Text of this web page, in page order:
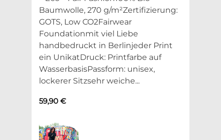
Baumwolle, 270 g/m²Zertifizierung:
GOTS, Low CO2Fairwear
Foundationmit viel Liebe
handbedruckt in Berlinjeder Print
ein UnikatDruck: Printfarbe auf
WasserbasisPassform: unisex,
lockerer Sitzsehr weiche...
59,90 €